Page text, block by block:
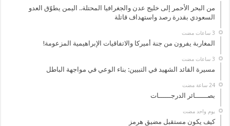
من البحر الأحمر إلى خليج عدن والجغرافيا المحتلة.. اليمن يطوّق العدو
السعودي بقدرة رصد واستهداف قاتلة
المغاربة يفرون من جنة أميركا والاتفاقيات الإبراهيمية المزعومة!
مسيرة القائد الشهيد في التبيين: بناء الوعي في مواجهة الباطل
‏24 ساعة مضت
بصــــــائر الدرجــــــات
‏يوم واحد مضت
كيف يكون مستقبل مضيق هرمز